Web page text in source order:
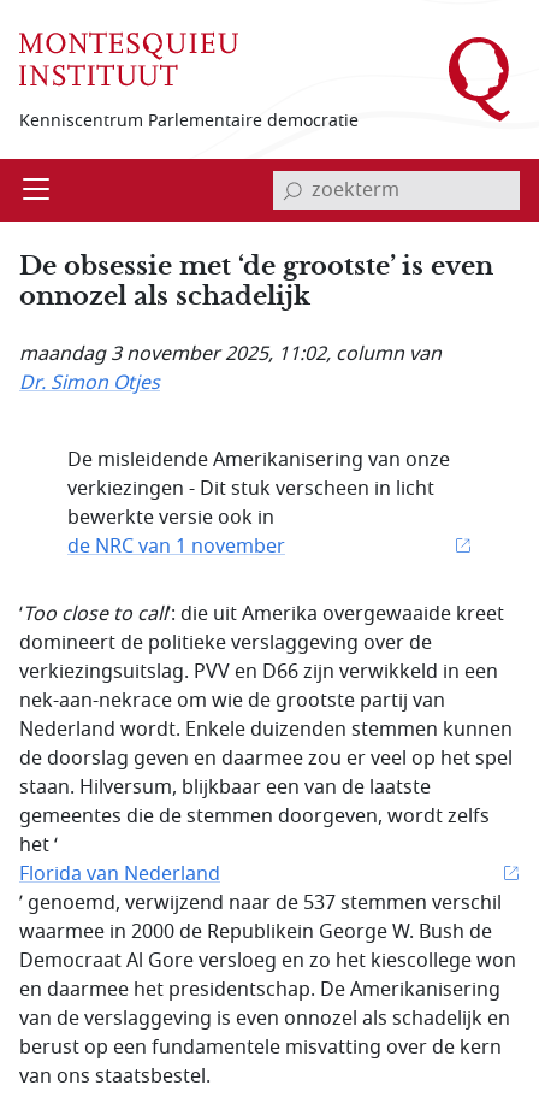
Kenniscentrum Parlementaire democratie
Open invoerveld zoekterm
De obsessie met ‘de grootste’ is even
onnozel als schadelijk
maandag 3 november 2025, 11:02, column van
Dr. Simon Otjes
De misleidende Amerikanisering van onze
verkiezingen - Dit stuk verscheen in licht
bewerkte versie ook in
de NRC van 1 november
‘Too close to call’: die uit Amerika overgewaaide kreet
domineert de politieke verslaggeving over de
verkiezingsuitslag. PVV en D66 zijn verwikkeld in een
nek-aan-nekrace om wie de grootste partij van
Nederland wordt. Enkele duizenden stemmen kunnen
de doorslag geven en daarmee zou er veel op het spel
staan. Hilversum, blijkbaar een van de laatste
gemeentes die de stemmen doorgeven, wordt zelfs
het ‘
Florida van Nederland
’ genoemd, verwijzend naar de 537 stemmen verschil
waarmee in 2000 de Republikein George W. Bush de
Democraat Al Gore versloeg en zo het kiescollege won
en daarmee het presidentschap. De Amerikanisering
van de verslaggeving is even onnozel als schadelijk en
berust op een fundamentele misvatting over de kern
van ons staatsbestel.